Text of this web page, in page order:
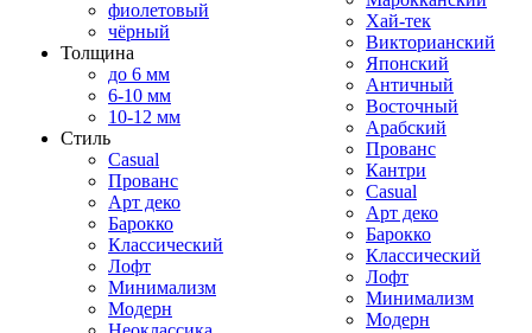
фиолетовый
чёрный
Толщина
до 6 мм
6-10 мм
10-12 мм
Стиль
Casual
Прованс
Арт деко
Барокко
Классический
Лофт
Минимализм
Модерн
Хай-тек
Викторианский
Японский
Античный
Восточный
Арабский
Прованс
Кантри
Casual
Арт деко
Барокко
Классический
Лофт
Минимализм
Модерн